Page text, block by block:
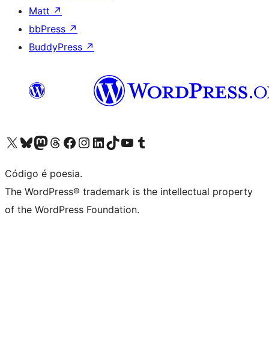
Matt ↗
bbPress ↗
BuddyPress ↗
Acessar nossa conta do X (antigo Twitter)
Acessar nossa conta do Bluesky
Acessar nossa conta do Mastodon
Acessar nossa conta do Threads
Acessar nossa página do Facebook
Acessar nossa conta do Instagram
Acessar nossa conta do LinkedIn
Acessar nossa conta do TikTok
Acessar nosso canal do YouTube
Acessar nossa conta no Tumblr
Código é poesia.
The WordPress® trademark is the intellectual property
of the WordPress Foundation.